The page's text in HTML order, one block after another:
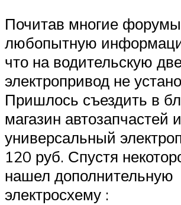
Почитав многие
любопытную
что на водительскую
электропривод не
Пришлось съездить в
магазин автозапчастей
универсальный
120 руб. Спустя
нашел дополнительную
электросхему :